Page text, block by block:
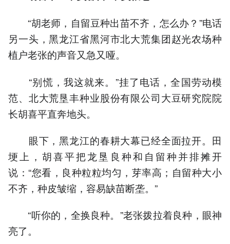
“胡老师，自留豆种出苗不齐，怎么办？”电话
另一头，黑龙江省黑河市北大荒集团赵光农场种
植户老张的声音又急又哑。
“别慌，我这就来。”挂了电话，全国劳动模
范、北大荒垦丰种业股份有限公司大豆研究院院
长胡喜平直奔地头。
眼下，黑龙江的春耕大幕已经全面拉开。田
埂上，胡喜平把龙垦良种和自留种并排摊开
说：“您看，良种粒粒均匀，芽率高；自留种大小
不齐，种皮皱缩，容易缺苗断垄。”
“听你的，全换良种。”老张拨拉着良种，眼神
亮了。